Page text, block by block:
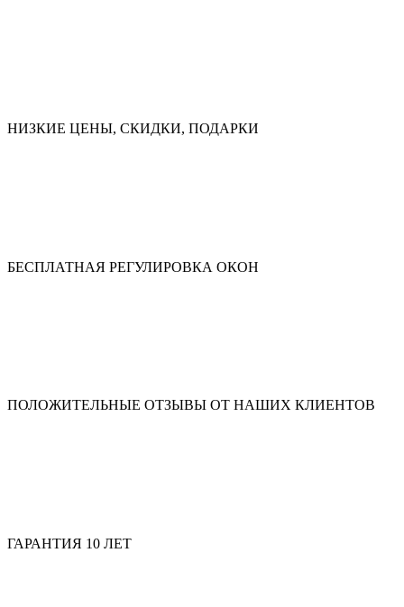
НИЗКИЕ ЦЕНЫ, СКИДКИ, ПОДАРКИ
БЕСПЛАТНАЯ РЕГУЛИРОВКА ОКОН
ПОЛОЖИТЕЛЬНЫЕ ОТЗЫВЫ ОТ НАШИХ КЛИЕНТОВ
ГАРАНТИЯ 10 ЛЕТ